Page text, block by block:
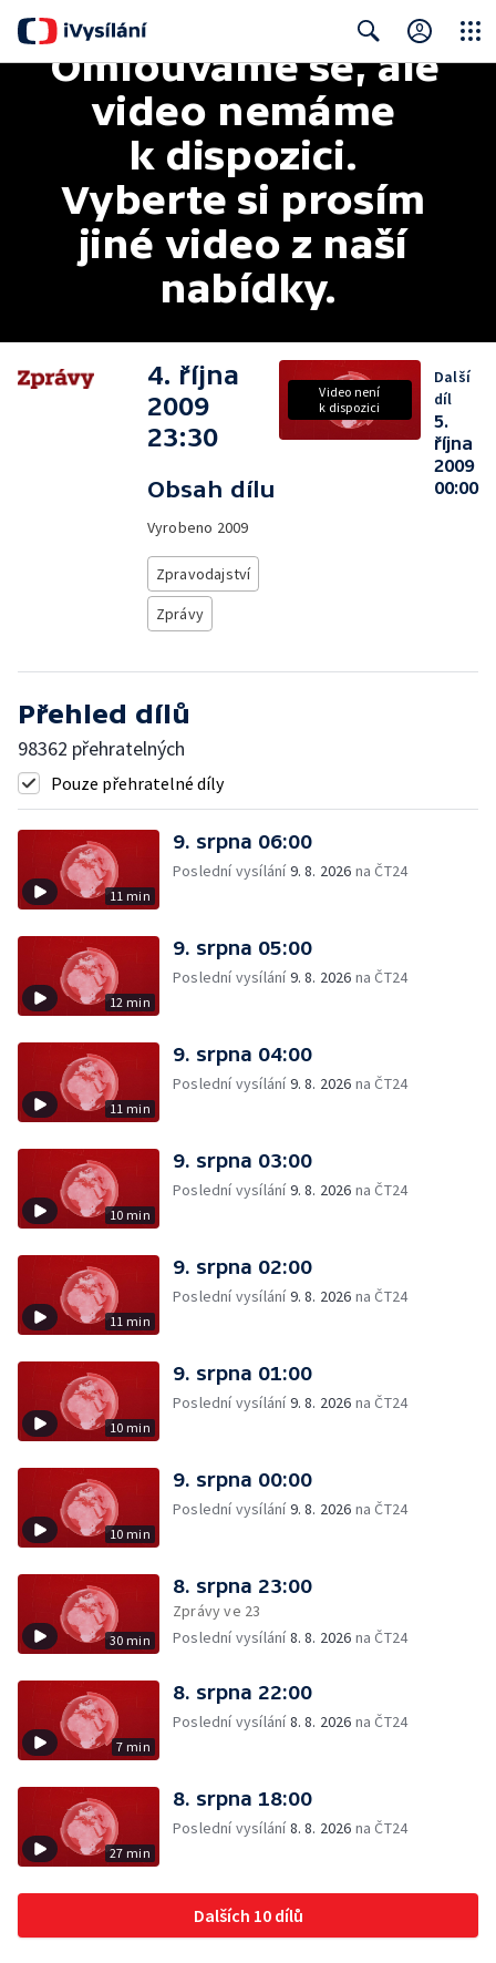
Search
Omlouváme se, ale
video nemáme
k dispozici.
Vyberte si prosím
jiné video z naší
nabídky.
4. října
2009
23:30
Obsah dílu
Vyrobeno 2009
Zpravodajství
Zprávy
Video není
k dispozici
Další
díl
5.
října
2009
00:00
Přehled dílů
98362 přehratelných
Pouze přehratelné díly
11 min
9. srpna 06:00
Poslední vysílání9. 8. 2026 na ČT24
12 min
9. srpna 05:00
Poslední vysílání9. 8. 2026 na ČT24
11 min
9. srpna 04:00
Poslední vysílání9. 8. 2026 na ČT24
10 min
9. srpna 03:00
Poslední vysílání9. 8. 2026 na ČT24
11 min
9. srpna 02:00
Poslední vysílání9. 8. 2026 na ČT24
10 min
9. srpna 01:00
Poslední vysílání9. 8. 2026 na ČT24
10 min
9. srpna 00:00
Poslední vysílání9. 8. 2026 na ČT24
30 min
8. srpna 23:00
Zprávy ve 23
Poslední vysílání8. 8. 2026 na ČT24
7 min
8. srpna 22:00
Poslední vysílání8. 8. 2026 na ČT24
27 min
8. srpna 18:00
Poslední vysílání8. 8. 2026 na ČT24
Dalších 10 dílů